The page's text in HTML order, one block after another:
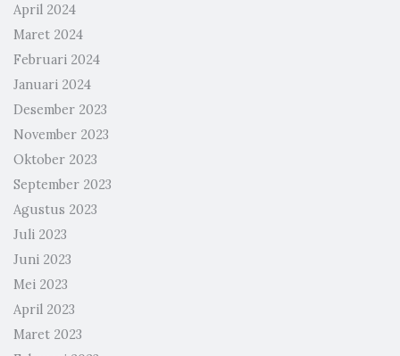
April 2024
Maret 2024
Februari 2024
Januari 2024
Desember 2023
November 2023
Oktober 2023
September 2023
Agustus 2023
Juli 2023
Juni 2023
Mei 2023
April 2023
Maret 2023